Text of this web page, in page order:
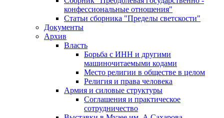
конфессиональные отношения"
Статьи сборника "Пределы светскости"
Документы
Архив
Власть
Борьба с ИНН и другими
машиночитаемыми кодами
Место религии в обществе в целом
Религия и права человека
Армия и силовые структуры
Соглашения и практическое
сотрудничество